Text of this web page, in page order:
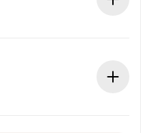
entstehen keine